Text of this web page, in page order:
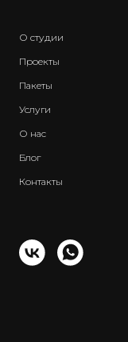
О студии
Проекты
Пакеты
Услуги
О нас
Блог
Контакты